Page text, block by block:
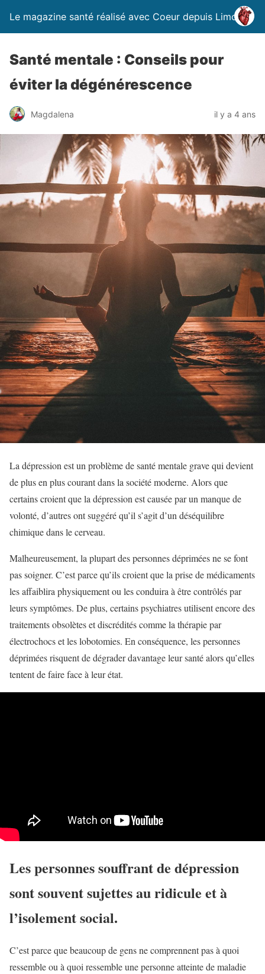
Le magazine santé réalisé avec Coeur depuis Limoges
Santé mentale : Conseils pour
éviter la dégénérescence
Magdalena il y a 4 ans
La dépression est un problème de santé mentale grave qui devient
de plus en plus courant dans la société moderne. Alors que
certains croient que la dépression est causée par un manque de
volonté, d’autres ont suggéré qu’il s’agit d’un déséquilibre
chimique dans le cerveau.
Malheureusement, la plupart des personnes déprimées ne se font
pas soigner. C’est parce qu’ils croient que la prise de médicaments
les affaiblira physiquement ou les conduira à être contrôlés par
leurs symptômes. De plus, certains psychiatres utilisent encore des
traitements obsolètes et discrédités comme la thérapie par
électrochocs et les lobotomies. En conséquence, les personnes
déprimées risquent de dégrader davantage leur santé alors qu’elles
tentent de faire face à leur état.
Les personnes souffrant de dépression
sont souvent sujettes au ridicule et à
l’isolement social.
C’est parce que beaucoup de gens ne comprennent pas à quoi
ressemble ou à quoi ressemble une personne atteinte de maladie